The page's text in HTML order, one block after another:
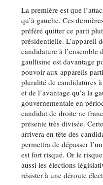
La première est que
qu’à gauche. Ces
préféré quitter ce parti
présidentielle. L’appareil
candidature à
gaullisme est davantage
pouvoir aux appareils
pluralité de candidatures
et de l’avantage qu’a la
gouvernementale en
candidat de droite ne
présente très divisée.
arrivera en tête des
permettra de dépasser
est fort risqué. Or le
aussi les élections
résister à une déroute